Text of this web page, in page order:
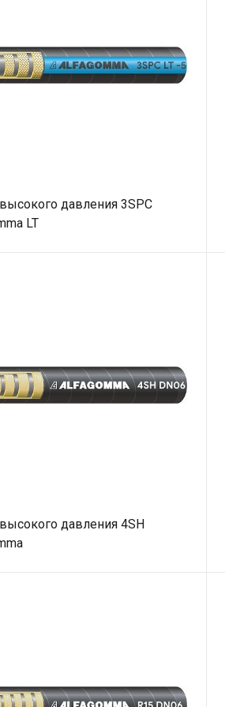
давления 3SPС
LT
давления 4SH